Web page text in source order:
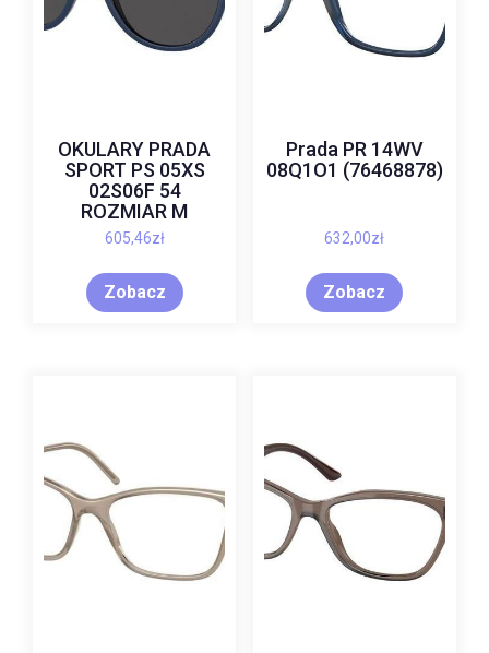
OKULARY PRADA
SPORT PS 05XS
02S06F 54
ROZMIAR M
605,46zł
Zobacz
Prada PR 14WV
08Q1O1 (76468878)
632,00zł
Zobacz